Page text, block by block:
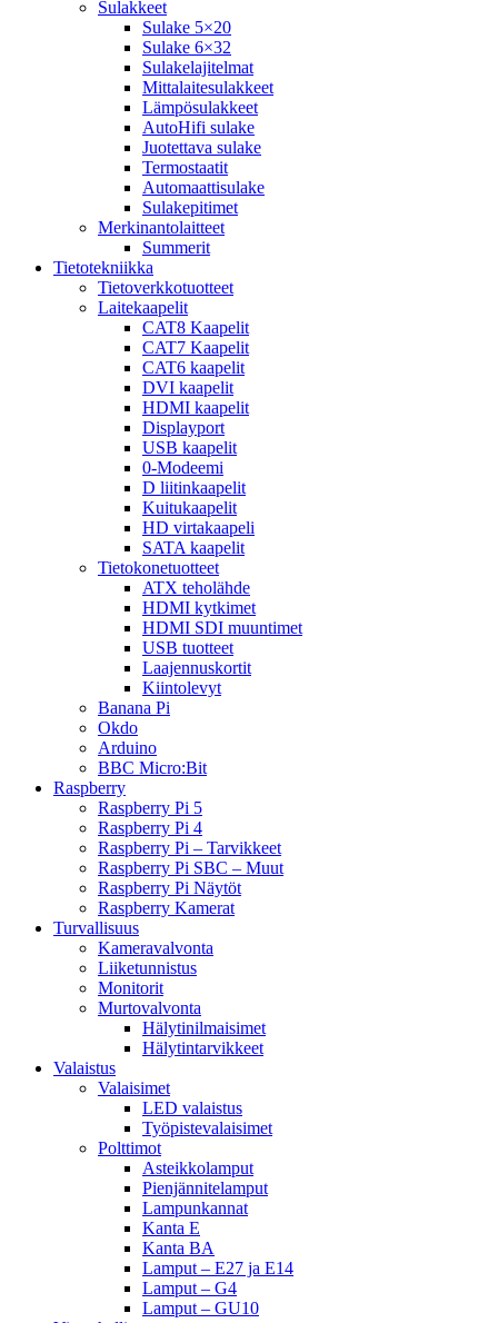
Sulakkeet
Sulake 5×20
Sulake 6×32
Sulakelajitelmat
Mittalaitesulakkeet
Lämpösulakkeet
AutoHifi sulake
Juotettava sulake
Termostaatit
Automaattisulake
Sulakepitimet
Merkinantolaitteet
Summerit
Tietotekniikka
Tietoverkkotuotteet
Laitekaapelit
CAT8 Kaapelit
CAT7 Kaapelit
CAT6 kaapelit
DVI kaapelit
HDMI kaapelit
Displayport
USB kaapelit
0-Modeemi
D liitinkaapelit
Kuitukaapelit
HD virtakaapeli
SATA kaapelit
Tietokonetuotteet
ATX teholähde
HDMI kytkimet
HDMI SDI muuntimet
USB tuotteet
Laajennuskortit
Kiintolevyt
Banana Pi
Okdo
Arduino
BBC Micro:Bit
Raspberry
Raspberry Pi 5
Raspberry Pi 4
Raspberry Pi – Tarvikkeet
Raspberry Pi SBC – Muut
Raspberry Pi Näytöt
Raspberry Kamerat
Turvallisuus
Kameravalvonta
Liiketunnistus
Monitorit
Murtovalvonta
Hälytinilmaisimet
Hälytintarvikkeet
Valaistus
Valaisimet
LED valaistus
Työpistevalaisimet
Polttimot
Asteikkolamput
Pienjännitelamput
Lampunkannat
Kanta E
Kanta BA
Lamput – E27 ja E14
Lamput – G4
Lamput – GU10